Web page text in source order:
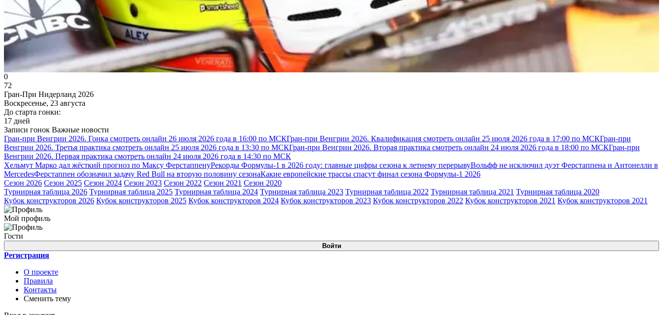
0
72
Гран-При Нидерланд 2026
Воскресенье, 23 августа
До старта гонки:
17 дней
Записи гонок Важные новости
Гран-при Венгрии 2026. Гонка смотреть онлайн 26 июля 2026 года в 16:00 по МСКГран-при Венгрии 2026. Квалификация смотреть онлайн 25 июля 2026 года в 17:00 по МСКГран-при
Венгрии 2026. Третья практика смотреть онлайн 25 июля 2026 года в 13:30 по МСКГран-при Венгрии 2026. Вторая практика смотреть онлайн 24 июля 2026 года в 18:00 по МСКГран-при
Венгрии 2026. Первая практика смотреть онлайн 24 июля 2026 года в 14:30 по МСК
Хельмут Марко дал жёсткий прогноз по Максу ФерстаппенуРекорды Формулы-1 в 2026 году: главные цифры сезона к летнему перерывуВольфф не исключил дуэт Ферстаппена и Антонелли в
MercedesФерстаппен обозначил задачу Red Bull на вторую половину сезонаКакие европейские трассы спасут финал сезона Формулы-1 2026
Сезон 2026 Сезон 2025 Сезон 2024 Сезон 2023 Сезон 2022 Сезон 2021 Сезон 2020
Турнирная таблица 2026 Турнирная таблица 2025 Турнирная таблица 2024 Турнирная таблица 2023 Турнирная таблица 2022 Турнирная таблица 2021 Турнирная таблица 2020
Кубок конструкторов 2026 Кубок конструкторов 2025 Кубок конструкторов 2024 Кубок конструкторов 2023 Кубок конструкторов 2022 Кубок конструкторов 2021 Кубок конструкторов 2021
Мой профиль
Гости
Войти
Регистрация
О проекте
Правила
Контакты
Сменить тему